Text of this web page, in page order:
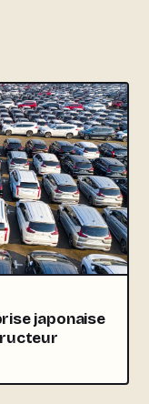
japonaise